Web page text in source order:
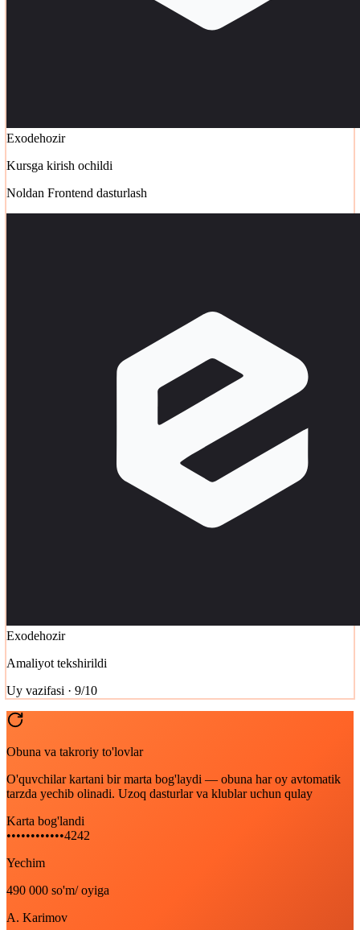
Exodehozir
Kursga kirish ochildi
Noldan Frontend dasturlash
Exodehozir
Amaliyot tekshirildi
Uy vazifasi · 9/10
Obuna va takroriy to'lovlar
O'quvchilar kartani bir marta bog'laydi — obuna har oy avtomatik
tarzda yechib olinadi. Uzoq dasturlar va klublar uchun qulay
Karta bog'landi
••••••••••••4242
Yechim
490 000 so'm/ oyiga
A. Karimov